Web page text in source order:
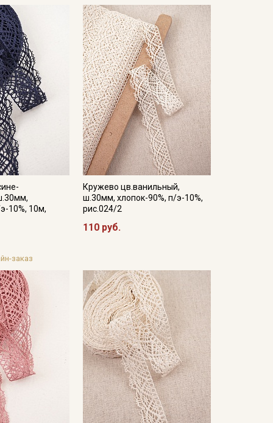
10%, 10м,
заказ
Кружево цв.ванильный,
ш.30мм, хлопок-90%, п/э-10%,
рис.024/2
110 руб.